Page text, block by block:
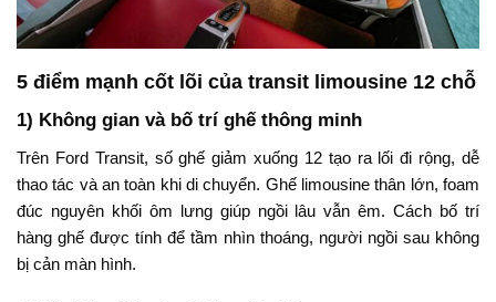
5 điểm mạnh cốt lõi của transit limousine 12 chỗ
1) Không gian và bố trí ghế thông minh
Trên Ford Transit, số ghế giảm xuống 12 tạo ra lối đi rộng, dễ
thao tác và an toàn khi di chuyển. Ghế limousine thân lớn, foam
đúc nguyên khối ôm lưng giúp ngồi lâu vẫn êm. Cách bố trí
hàng ghế được tính để tầm nhìn thoáng, người ngồi sau không
bị cản màn hình.